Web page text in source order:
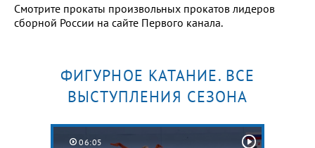
Смотрите прокаты произвольных прокатов лидеров
сборной России на сайте Первого канала.
ФИГУРНОЕ КАТАНИЕ. ВСЕ
ВЫСТУПЛЕНИЯ СЕЗОНА
06:05